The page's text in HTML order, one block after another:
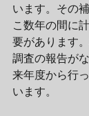
います。その
こ数年の間に
要があります
調査の報告が
来年度から行
います。